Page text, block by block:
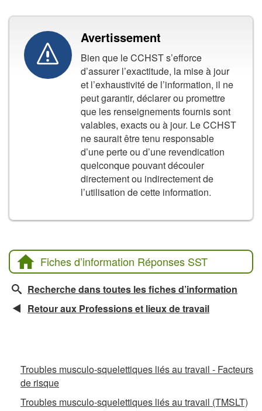
Avertissement
Bien que le CCHST s’efforce
d’assurer l’exactitude, la mise à jour
et l’exhaustivité de l’information, il ne
peut garantir, déclarer ou promettre
que les renseignements fournis sont
valables, exacts ou à jour. Le CCHST
ne saurait être tenu responsable
d’une perte ou d’une revendication
quelconque pouvant découler
directement ou indirectement de
l’utilisation de cette information.
Fiches d’information Réponses SST
Recherche dans toutes les fiches d’information
Retour aux Professions et lieux de travail
Troubles musculo-squelettiques liés au travail - Facteurs
de risque
Troubles musculo-squelettiques liés au travail (TMSLT)